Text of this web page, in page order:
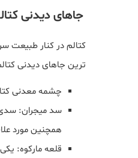
جاهای دیدنی
کتالم در کنار طبیعت
ترین جاهای دیدنی
چشمه معدنی
سد میجران: سدی
همچنین مورد
قلعه مارکوه: